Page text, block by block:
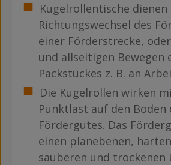
Kugelrollentische dienen
Richtungswechsel des
einer Förderstrecke,
und allseitigen Bewegen
Packstückes z. B. an
Die Kugelrollen wirken
Punktlast auf den Boden
Fördergutes. Das
einen planebenen,
sauberen und trockenen